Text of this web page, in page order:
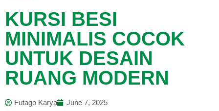
KURSI BESI
MINIMALIS COCOK
UNTUK DESAIN
RUANG MODERN
Futago Karya June 7, 2025